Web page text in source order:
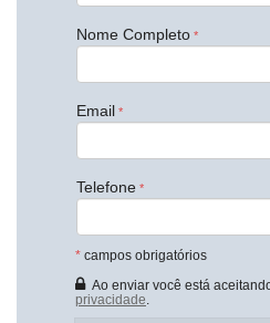
Rua Carlos Seara
Vila Operária
Itajaí /SC
Nome Completo
Email
Telefone
* campos obrigatórios
Ao enviar você está
privacidade